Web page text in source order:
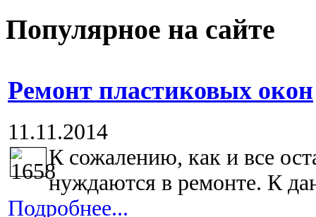
Популярное на сайте
Ремонт пластиковых окон
11.11.2014
К сожалению, как и все
нуждаются в ремонте. К
Подробнее...